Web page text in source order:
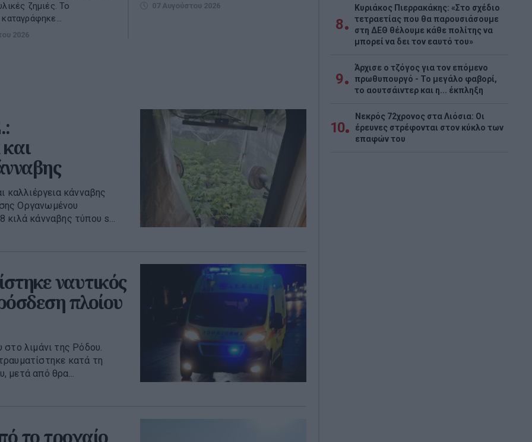
ζημιές. Το
2026
07 Αυγούστου 2026
καλλιέργεια κάνναβης
Οργανωμένου
κιλά κάνναβης τύπου s...
ναυτικός
πλοίου
λιμάνι της Ρόδου.
κατά τη
μετά από θρα...
το τροχαίο
8
Κυριάκος Πιερρακάκης: «Στο σχέδιο
τετραετίας που θα παρουσιάσουμε
στη ΔΕΘ θέλουμε κάθε πολίτης να
μπορεί να δει τον εαυτό του»
9
Άρχισε ο τζόγος για τον επόμενο
πρωθυπουργό - Το μεγάλο φαβορί,
το αουτσάιντερ και η... έκπληξη
10
Νεκρός 72χρονος στα Λιόσια: Οι
έρευνες στρέφονται στον κύκλο των
επαφών του